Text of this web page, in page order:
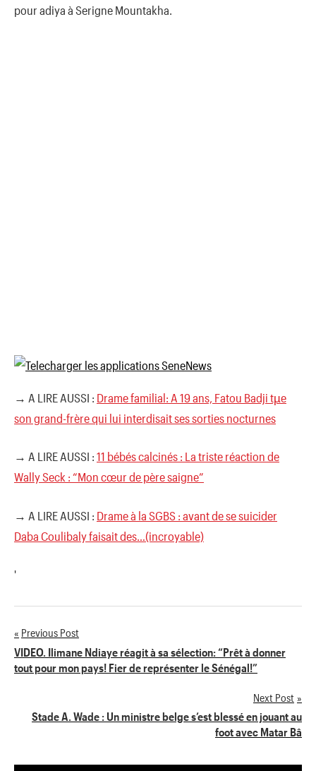
pour adiya à Serigne Mountakha.
→ A LIRE AUSSI : Drame familial: A 19 ans, Fatou Badji tµe
son grand-frère qui lui interdisait ses sorties nocturnes
→ A LIRE AUSSI : 11 bébés calcinés : La triste réaction de
Wally Seck : “Mon cœur de père saigne”
→ A LIRE AUSSI : Drame à la SGBS : avant de se suicider
Daba Coulibaly faisait des…(incroyable)
'
Navigation
de
Previous Post
VIDEO. Ilimane Ndiaye réagit à sa sélection: “Prêt à donner
tout pour mon pays! Fier de représenter le Sénégal!”
Next Post
Stade A. Wade : Un ministre belge s’est blessé en jouant au
foot avec Matar Bâ